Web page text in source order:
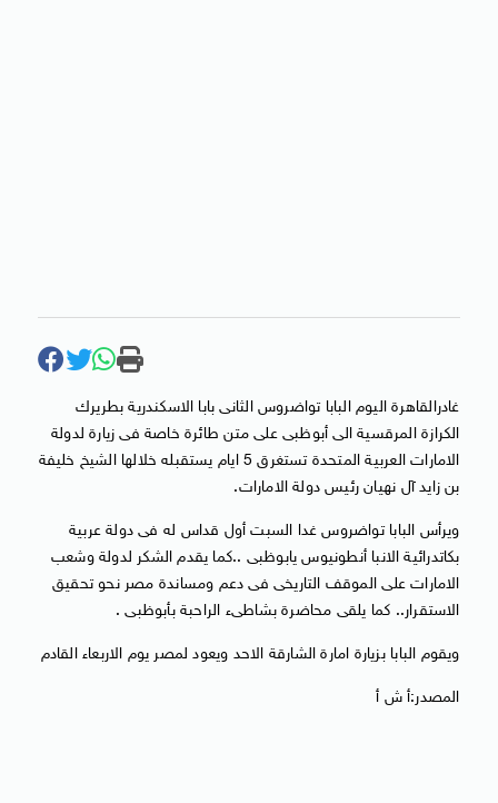
غادرالقاهرة اليوم البابا تواضروس الثانى بابا الاسكندرية بطريرك
الكرازة المرقسية الى أبوظبى على متن طائرة خاصة فى زيارة لدولة
الامارات العربية المتحدة تستغرق 5 ايام يستقبله خلالها الشيخ خليفة
بن زايد آل نهيان رئيس دولة الامارات.
ويرأس البابا تواضروس غدا السبت أول قداس له فى دولة عربية
بكاتدرائية الانبا أنطونيوس يابوظبى ..كما يقدم الشكر لدولة وشعب
الامارات على الموقف التاريخى فى دعم ومساندة مصر نحو تحقيق
الاستقرار.. كما يلقى محاضرة بشاطىء الراحبة بأبوظبى .
ويقوم البابا بزيارة امارة الشارقة الاحد ويعود لمصر يوم الاربعاء القادم
المصدر:أ ش أ